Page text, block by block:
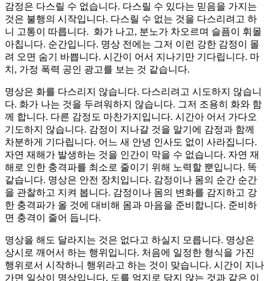
감정은 다스릴 수 없습니다. 다스릴 수 있다는 믿음을 가지는
것은 불행의 시작입니다. 다스릴 수 없는 것을 다스리려고 하
니 고통이 따릅니다. 화가 나고, 분노가 차오르며 슬픔이 휘몰
아칩니다. 순간입니다. 명상 전에는 그저 이런 강한 감정이 몰
려 오면 숨기 바쁩니다. 시간이 어서 지나기만 기다립니다. 마
치, 가정 폭력 공인 광고를 보는 것 같습니다.
명상은 화를 다스리지 않습니다. 다스리려고 시도하지 않습니
다. 화가 나는 것을 두려워하지 않습니다. 그저 조용히 화와 함
께 합니다. 다른 감정도 마찬가지입니다. 시간아 어서 가다오
기도하지 않습니다. 감정이 지나갈 것을 알기에 감정과 함께
차분하게 기다립니다. 어느 새 안녕 인사도 없이 사라집니다.
자연 재해가 발생하는 것을 인간이 막을 수 없습니다. 자연 재
해로 인한 충격파를 최소로 줄이기 위해 노력할 뿐입니다. 똑
같습니다. 명상은 안전 장치입니다. 감정이나 몸의 순간 순간
을 관찰하고 지켜 봅니다. 감정이나 몸의 변화를 감지하고 강
한 충격파가 올 것에 대비해 몸과 마음을 준비합니다. 준비하
면 충격이 줄어 듭니다.
명상을 해도 달라지는 것은 없다고 하실지 모릅니다. 명상은
상시로 깨어서 하는 행위입니다. 처음에 일정한 형식을 가진
행위로서 시작하니 행위라고 하는 것이 맞습니다. 시간이 지나
가면 일상이 명상입니다. 도를 억지로 닦지 않는 것과 같은 이